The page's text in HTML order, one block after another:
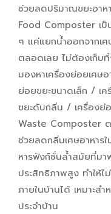
ช่วยลดปริมาณขยะอา
Food Composter เป็
ๆ แค่แยกน้ำออกจากเศ
ตลอดเลย ไม่ต้องเก็บ
มองหาเครื่องย่อยเศษ
ย่อยขยะขนาดเล็ก / เ
ขยะดับกลิ่น / เครื่องย่
Waste Composter ต
ช่วยลดกลิ่นเศษอาหารใ
หารฟังก์ชั่นล้ำสมัยที่มา
ประสิทธิภาพสูง ทำให้
ภายในบ้านได้ เหมาะสำ
ประจำบ้าน